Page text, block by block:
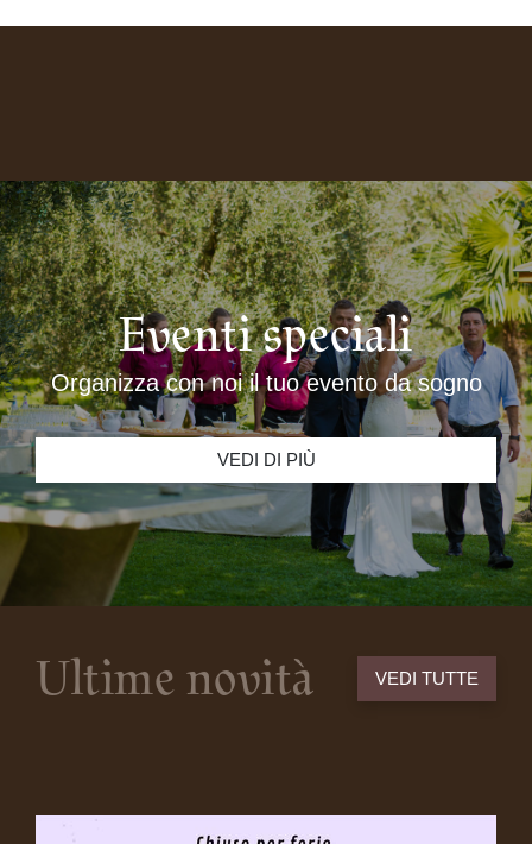
Eventi speciali
Organizza con noi il tuo evento da sogno
VEDI DI PIÙ
Ultime novità VEDI TUTTE